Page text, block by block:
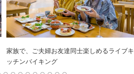
家族で、ご夫婦お友達同士楽しめるライブキ
ッチンバイキング